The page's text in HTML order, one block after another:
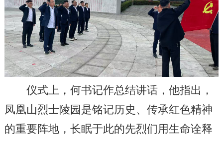
仪式上，何书记作总结讲话，他指出，
凤凰山烈士陵园是铭记历史、传承红色精神
的重要阵地，长眠于此的先烈们用生命诠释